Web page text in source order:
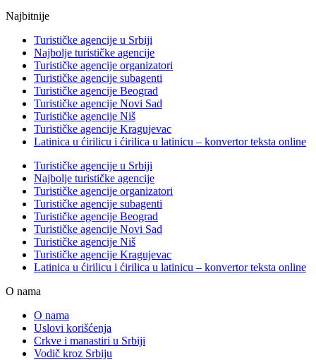
Najbitnije
Turističke agencije u Srbiji
Najbolje turističke agencije
Turističke agencije organizatori
Turističke agencije subagenti
Turističke agencije Beograd
Turističke agencije Novi Sad
Turističke agencije Niš
Turističke agencije Kragujevac
Latinica u ćirilicu i ćirilica u latinicu – konvertor teksta online
Turističke agencije u Srbiji
Najbolje turističke agencije
Turističke agencije organizatori
Turističke agencije subagenti
Turističke agencije Beograd
Turističke agencije Novi Sad
Turističke agencije Niš
Turističke agencije Kragujevac
Latinica u ćirilicu i ćirilica u latinicu – konvertor teksta online
O nama
O nama
Uslovi korišćenja
Crkve i manastiri u Srbiji
Vodič kroz Srbiju